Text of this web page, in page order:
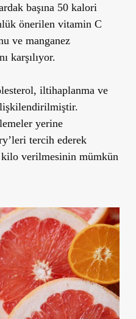
başına 50 kalori
önerilen vitamin C
ve manganez
karşılıyor.
iltihaplanma ve
yerine
tercih ederek
kilo verilmesinin mümkün